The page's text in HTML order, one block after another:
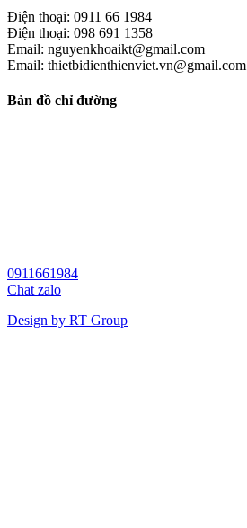
Điện thoại: 0911 66 1984
Điện thoại: 098 691 1358
Email: nguyenkhoaikt@gmail.com
Email: thietbidienthienviet.vn@gmail.com
Bản đồ chỉ đường
0911661984
Chat zalo
Design by RT Group